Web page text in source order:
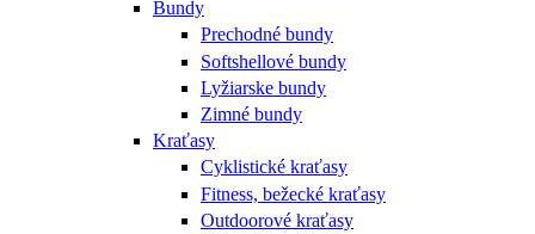
Bundy
Prechodné bundy
Softshellové bundy
Lyžiarske bundy
Zimné bundy
Kraťasy
Cyklistické kraťasy
Fitness, bežecké kraťasy
Outdoorové kraťasy